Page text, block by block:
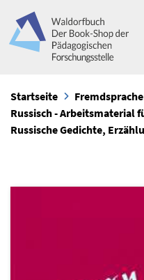
Startseite
Russisch - Arbeitsmaterial
Russische Gedichte,